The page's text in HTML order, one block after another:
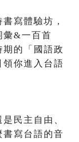
寫體驗坊，
彙&一百首
的「國語政
你進入台語
民主自由、
書寫台語的音